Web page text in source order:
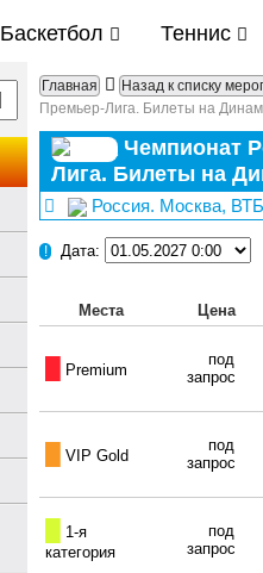
Баскетбол Теннис
Главная
Назад к списку
Премьер-Лига. Билеты на
Чемпионат
Лига. Билеты на
Россия. Москва,
! Дата:
Места Цена
Premium
под
запрос
VIP Gold
под
запрос
1-я
категория
под
запрос